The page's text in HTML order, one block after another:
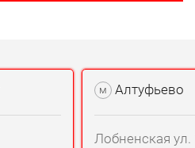
м Алтуфьево
Лобненская ул.